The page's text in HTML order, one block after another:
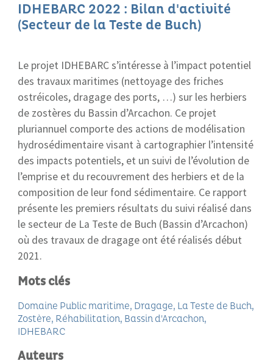
IDHEBARC 2022 : Bilan d'activité
(Secteur de la Teste de Buch)
Le projet IDHEBARC s’intéresse à l’impact potentiel
des travaux maritimes (nettoyage des friches
ostréicoles, dragage des ports, …) sur les herbiers
de zostères du Bassin d’Arcachon. Ce projet
pluriannuel comporte des actions de modélisation
hydrosédimentaire visant à cartographier l’intensité
des impacts potentiels, et un suivi de l’évolution de
l’emprise et du recouvrement des herbiers et de la
composition de leur fond sédimentaire. Ce rapport
présente les premiers résultats du suivi réalisé dans
le secteur de La Teste de Buch (Bassin d’Arcachon)
où des travaux de dragage ont été réalisés début
2021.
Mots clés
Domaine Public maritime Dragage La Teste de Buch
Zostère Réhabilitation Bassin d'Arcachon
IDHEBARC
Auteurs